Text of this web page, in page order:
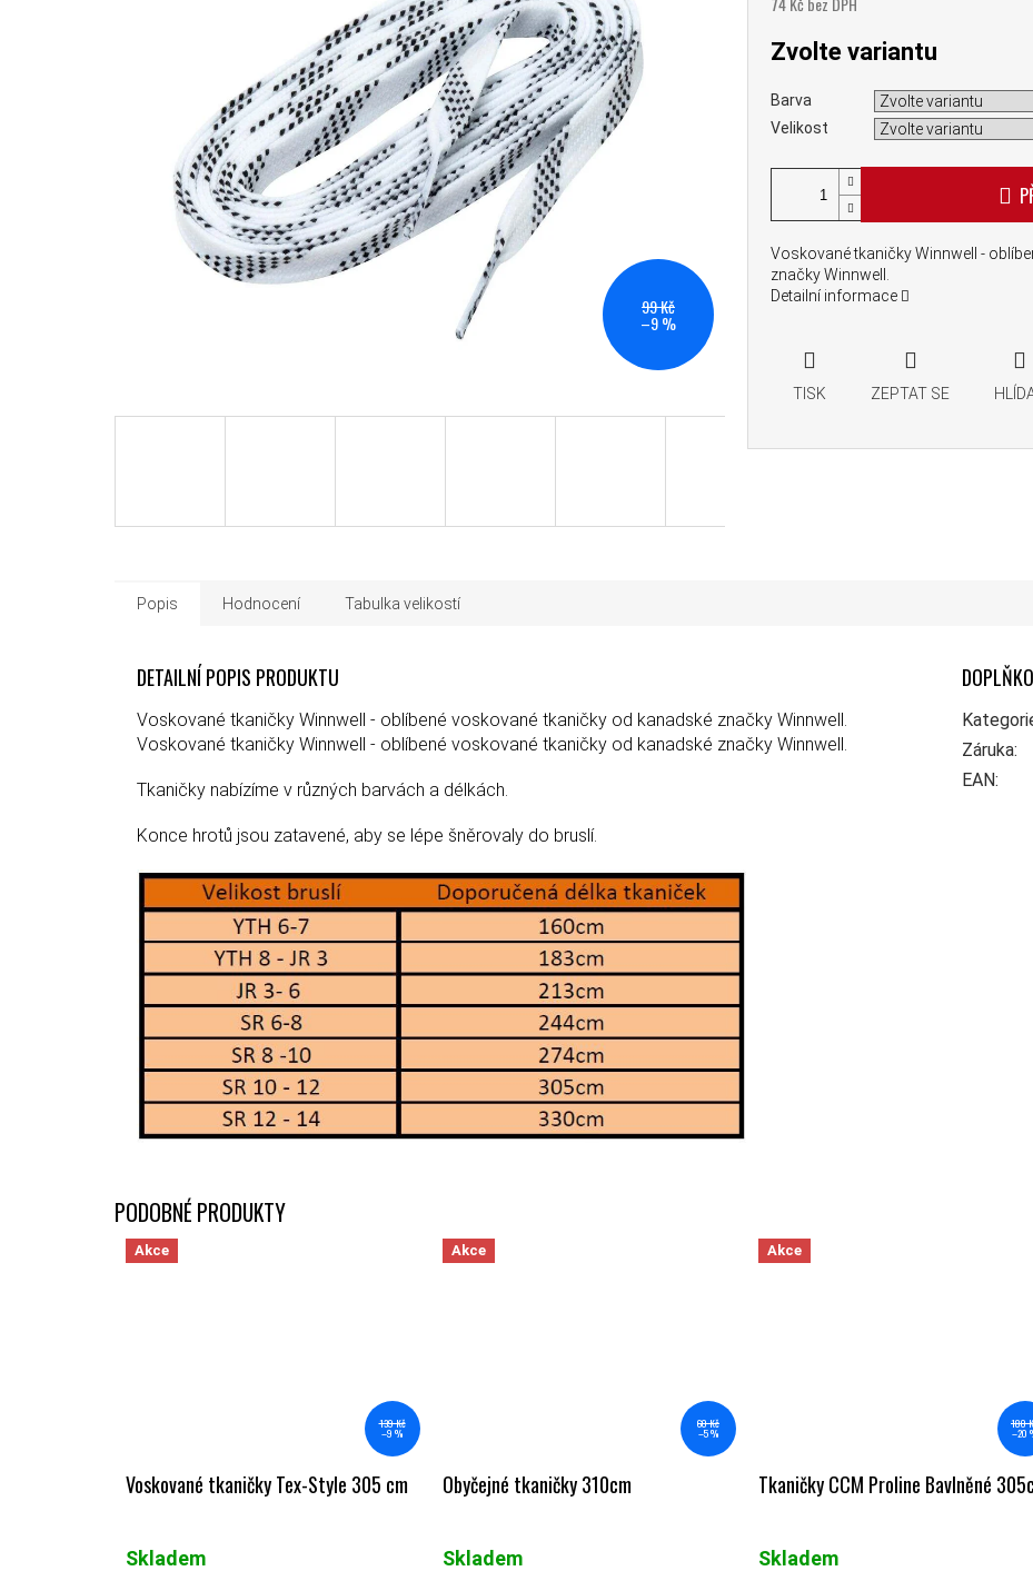
99 Kč
–9 %
Zvolte variantu
Barva
Velikost
Voskované tkaničky Winnwell -
značky Winnwell.
Detailní informace
TISK ZEPTAT SE
Popis Hodnocení Tabulka velikostí
DETAILNÍ POPIS PRODUKTU
Voskované tkaničky Winnwell - oblíbené voskované tkaničky od kanadské značky Winnwell.
Voskované tkaničky Winnwell - oblíbené voskované tkaničky od kanadské značky Winnwell.
Tkaničky nabízíme v různých barvách a délkách.
Konce hrotů jsou zatavené, aby se lépe šněrovaly do bruslí.
Záruka:
EAN:
Akce
139 Kč
–9 %
Voskované tkaničky Tex-Style 305 cm
Skladem
Akce
60 Kč
–5 %
Obyčejné tkaničky 310cm
Skladem
Akce
180
–20
Tkaničky CCM Proline Bavlněné
Skladem